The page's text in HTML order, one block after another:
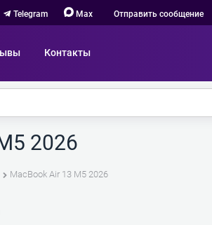
Telegram Max Отправить сообщение
Контакты
2026
MacBook Air 13 M5 2026